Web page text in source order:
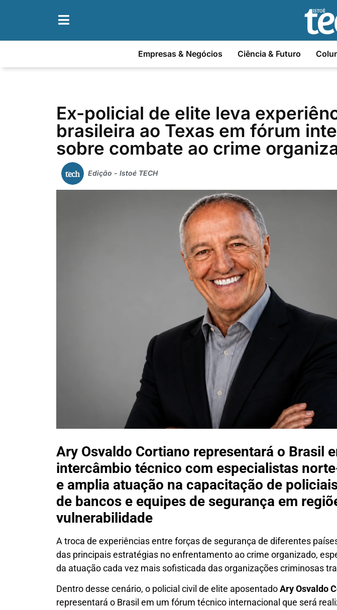
Empresas & Negócios Ciência & Futuro
Ex-policial de elite leva
brasileira ao Texas em fórum
sobre combate ao crime
Edição - Istoé TECH
Ary Osvaldo Cortiano representará o Brasil
intercâmbio técnico com especialistas
e amplia atuação na capacitação de
de bancos e equipes de segurança em
vulnerabilidade
A troca de experiências entre forças de segurança de diferentes
das principais estratégias no enfrentamento ao crime organizado,
da atuação cada vez mais sofisticada das organizações criminosas
Dentro desse cenário, o policial civil de elite aposentadoAry Osvaldo
representará o Brasil em um fórum técnico internacional que será